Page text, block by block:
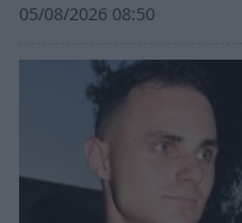
05/08/2026 08:50